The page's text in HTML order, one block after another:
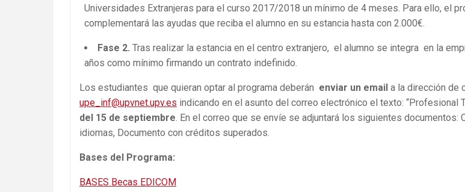
Universidades Extranjeras para el curso 2017/2018 un mínimo de 4 meses. Para ello, el
complementará las ayudas que reciba el alumno en su estancia hasta con 2.000€.
Fase 2. Tras realizar la estancia en el centro extranjero, el alumno se integra en la
años como mínimo firmando un contrato indefinido.
Los estudiantes que quieran optar al programa deberán enviar un email a la dirección de
upe_inf@upvnet.upv.es indicando en el asunto del correo electrónico el texto: “Profesional
del 15 de septiembre. En el correo que se envíe se adjuntará los siguientes documentos:
idiomas, Documento con créditos superados.
Bases del Programa:
BASES Becas EDICOM